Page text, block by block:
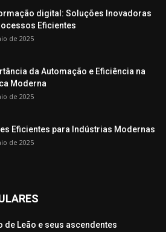
digital: Soluções Inovadoras
Eficientes
de 2025
da Automação e Eficiência na
Moderna
de 2025
Eficientes para Indústrias Modernas
de 2025
de Leão e seus ascendentes